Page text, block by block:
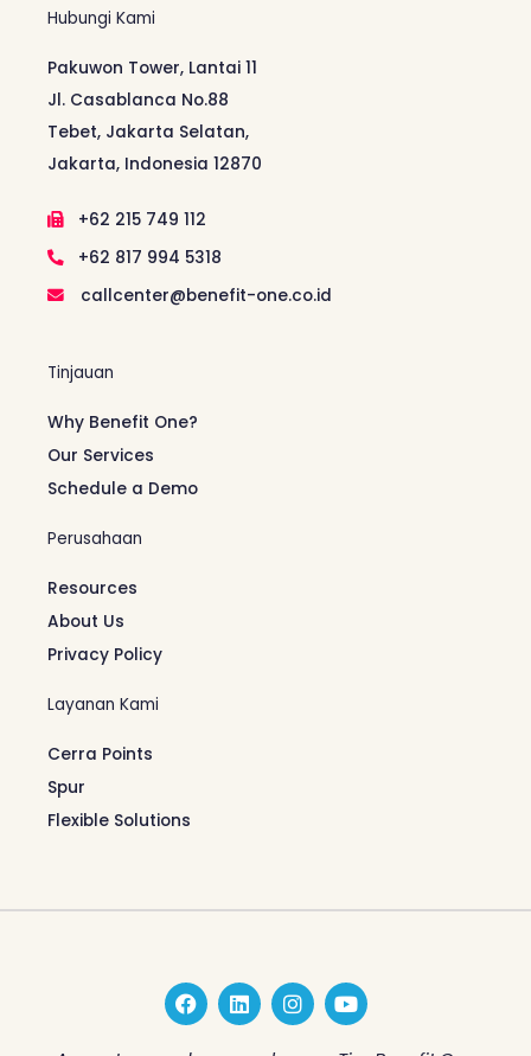
Hubungi Kami
Pakuwon Tower, Lantai 11
Jl. Casablanca No.88
Tebet, Jakarta Selatan,
Jakarta, Indonesia 12870
+62 215 749 112
+62 817 994 5318
callcenter@benefit-one.co.id
Tinjauan
Why Benefit One?
Our Services
Schedule a Demo
Perusahaan
Resources
About Us
Privacy Policy
Layanan Kami
Cerra Points
Spur
Flexible Solutions
F
a
c
L
i
n
I
n
s
Y
o
u